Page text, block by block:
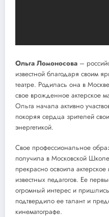
Ольга Ломоносова –
известной благодаря своим
театре. Родилась она в
свое врожденное актерское
Ольга начала активно
покоряя сердца зрителей
энергетикой.
Свое профессиональное
получила в Московской Школе
прекрасно освоила актерское
известных педагогов. Ее
огромный интерес и
подтвердило ее талант и
кинематографе.